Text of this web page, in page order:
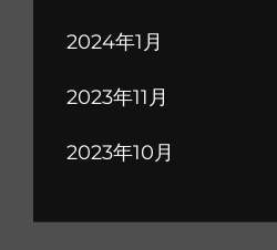
2024年1月
2023年11月
2023年10月